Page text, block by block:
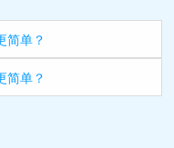
简单？
简单？